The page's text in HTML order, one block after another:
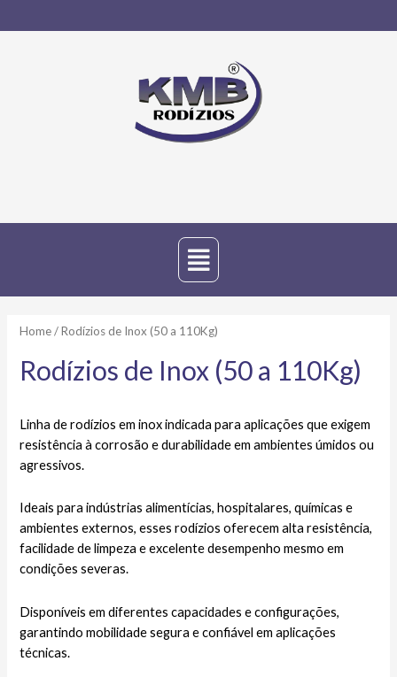
Home/ Rodízios de Inox (50 a 110Kg)
Rodízios de Inox (50 a 110Kg)
Linha de rodízios em inox indicada para aplicações que exigem
resistência à corrosão e durabilidade em ambientes úmidos ou
agressivos.
Ideais para indústrias alimentícias, hospitalares, químicas e
ambientes externos, esses rodízios oferecem alta resistência,
facilidade de limpeza e excelente desempenho mesmo em
condições severas.
Disponíveis em diferentes capacidades e configurações,
garantindo mobilidade segura e confiável em aplicações
técnicas.